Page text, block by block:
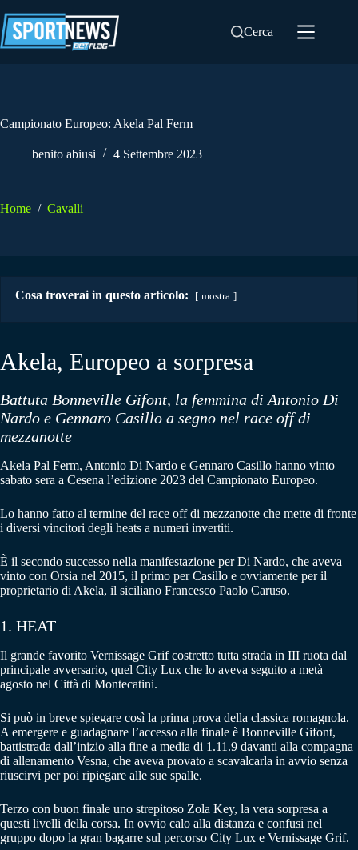
al
contenuto
Cerca
Campionato Europeo: Akela Pal Ferm
benito abiusi 4 Settembre 2023
Home / Cavalli
Cosa troverai in questo articolo: mostra
Akela, Europeo a sorpresa
Battuta Bonneville Gifont, la femmina di Antonio Di
Nardo e Gennaro Casillo a segno nel race off di
mezzanotte
Akela Pal Ferm, Antonio Di Nardo e Gennaro Casillo hanno vinto
sabato sera a Cesena l’edizione 2023 del Campionato Europeo.
Lo hanno fatto al termine del race off di mezzanotte che mette di fronte
i diversi vincitori degli heats a numeri invertiti.
Ѐ il secondo successo nella manifestazione per Di Nardo, che aveva
vinto con Orsia nel 2015, il primo per Casillo e ovviamente per il
proprietario di Akela, il siciliano Francesco Paolo Caruso.
1. HEAT
Il grande favorito Vernissage Grif costretto tutta strada in III ruota dal
principale avversario, quel City Lux che lo aveva seguito a metà
agosto nel Città di Montecatini.
Si può in breve spiegare così la prima prova della classica romagnola.
A emergere e guadagnare l’accesso alla finale è Bonneville Gifont,
battistrada dall’inizio alla fine a media di 1.11.9 davanti alla compagna
di allenamento Vesna, che aveva provato a scavalcarla in avvio senza
riuscirvi per poi ripiegare alle sue spalle.
Terzo con buon finale uno strepitoso Zola Key, la vera sorpresa a
questi livelli della corsa. In ovvio calo alla distanza e confusi nel
gruppo dopo la gran bagarre sul percorso City Lux e Vernissage Grif.